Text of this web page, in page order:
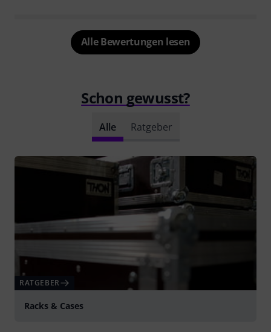
Alle Bewertungen lesen
Schon gewusst?
Alle Ratgeber
RATGEBER
Racks & Cases